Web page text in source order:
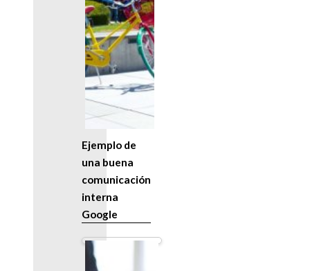
Ejemplo de
una buena
comunicación
interna
Google